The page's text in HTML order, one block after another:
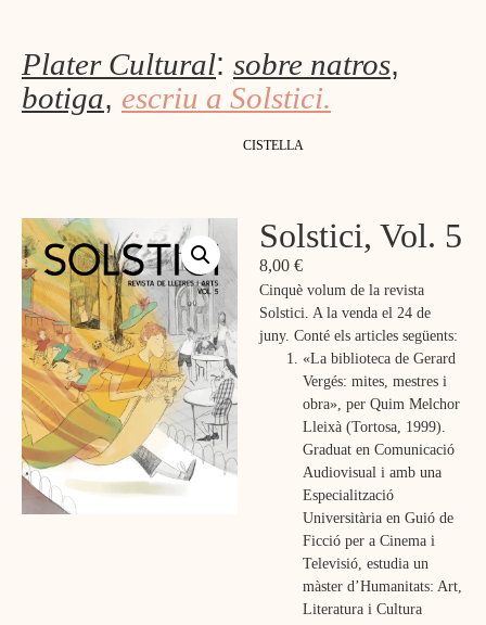
Plater Cultural: sobre natros,
botiga, escriu a Solstici.
CISTELLA
Solstici, Vol. 5
8,00€
Cinquè volum de la revista
Solstici.A la venda el 24 de
juny.Conté els articles següents:
«La biblioteca de Gerard
Vergés: mites, mestres i
obra», perQuim Melchor
Lleixà (Tortosa, 1999).
Graduat en Comunicació
Audiovisual i amb una
Especialització
Universitària en Guió de
Ficció per a Cinema i
Televisió, estudia un
màster d’Humanitats: Art,
Literatura i Cultura